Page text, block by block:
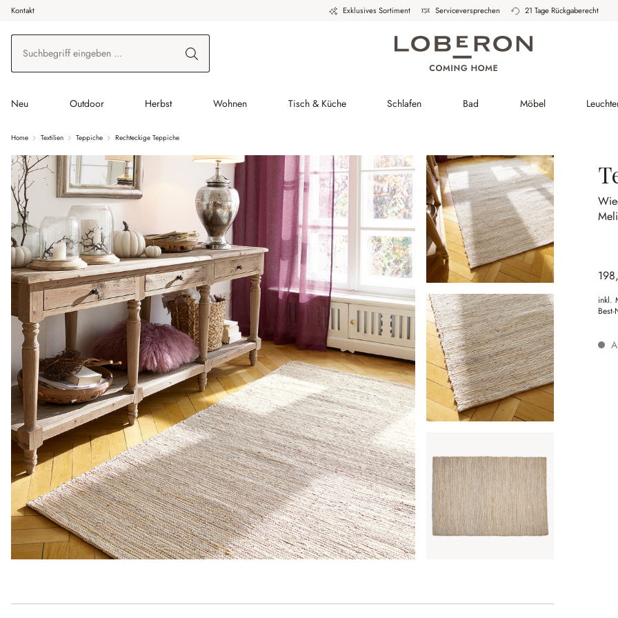
Hauptinhalt springen
Zur Suche springen
Zur Hauptnavigation springen
Kontakt Exklusives Sortiment Serviceversprechen 21 Tage Rückgaberecht
Neu Outdoor Herbst Wohnen Tisch & Küche Schlafen Bad Möbel
Home Textilien Teppiche Rechteckige Teppiche
inkl.
Best-